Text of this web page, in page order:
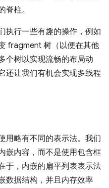
脊柱。
执行一些有趣的操作，例如
fragment 树（以便在其他
个树以实现流畅的布局动
还让我们有机会实现多线程
用略有不同的表示法。我们
嵌内容，而不是使用包含框
于，内嵌的扁平列表表示法
数据结构，并且内存效率